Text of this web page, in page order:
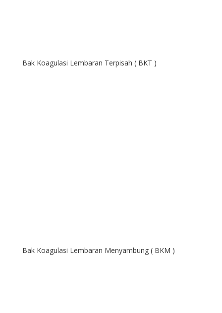
Bak Koagulasi Lembaran Terpisah ( BKT )
Bak Koagulasi Lembaran Menyambung ( BKM )